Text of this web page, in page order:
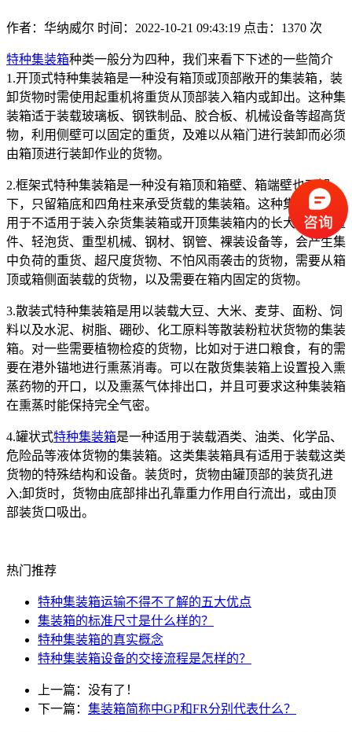
作者：华纳威尔 时间：2022-10-21 09:43:19 点击：1370 次
特种集装箱种类一般分为四种，我们来看下下述的一些简介
1.开顶式特种集装箱是一种没有箱顶或顶部敞开的集装箱，装
卸货物时需使用起重机将重货从顶部装入箱内或卸出。这种集
装箱适于装载玻璃板、钢铁制品、胶合板、机械设备等超高货
物，利用侧壁可以固定的重货，及难以从箱门进行装卸而必须
由箱顶进行装卸作业的货物。
2.框架式特种集装箱是一种没有箱顶和箱壁、箱端壁也可卸
下，只留箱底和四角柱来承受货载的集装箱。这种集装箱主要
用于不适用于装入杂货集装箱或开顶集装箱内的长大件、超重
件、轻泡货、重型机械、钢材、钢管、裸装设备等，会产生集
中负荷的重货、超尺度货物、不怕风雨袭击的货物，需要从箱
顶或箱侧面装载的货物，以及需要在箱内固定的货物。
3.散装式特种集装箱是用以装载大豆、大米、麦芽、面粉、饲
料以及水泥、树脂、硼砂、化工原料等散装粉粒状货物的集装
箱。对一些需要植物检疫的货物，比如对于进口粮食，有的需
要在港外锚地进行熏蒸消毒。可以在散货集装箱上设置投入熏
蒸药物的开口，以及熏蒸气体排出口，并且可要求这种集装箱
在熏蒸时能保持完全气密。
4.罐状式特种集装箱是一种适用于装载酒类、油类、化学品、
危险品等液体货物的集装箱。这类集装箱具有适用于装载这类
货物的特殊结构和设备。装货时，货物由罐顶部的装货孔进
入;卸货时，货物由底部排出孔靠重力作用自行流出，或由顶
部装货口吸出。
热门推荐
特种集装箱运输不得不了解的五大优点
集装箱的标准尺寸是什么样的？
特种集装箱的真实概念
特种集装箱设备的交接流程是怎样的？
上一篇：没有了！
下一篇： 集装箱简称中GP和FR分别代表什么？